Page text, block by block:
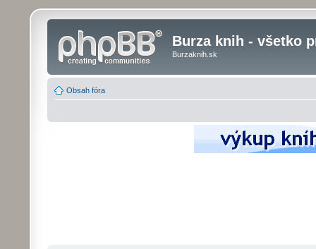
Burza knih - všetko
Burzaknih.sk
Obsah fóra